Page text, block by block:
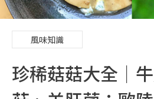
風味知識
珍稀菇菇大全│